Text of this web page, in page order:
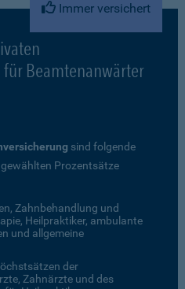
Immer versichert
Beamtenanwärter
sind folgende
Prozentsätze
Zahnbehandlung und
Heilpraktiker, ambulante
und allgemeine
der
Zahnärzte und des